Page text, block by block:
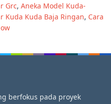
Grc, Aneka Model Kuda-
Kuda Kuda Baja Ringan, Cara
berfokus pada proyek